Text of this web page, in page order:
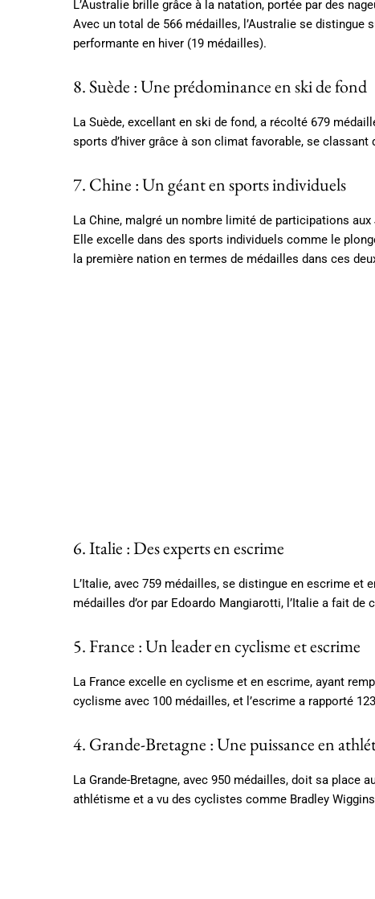
L’Australie brille grâce à la natation, portée par des
Avec un total de 566 médailles, l’Australie se distingue
performante en hiver (19 médailles).
8. Suède : Une prédominance en ski de fond
La Suède, excellant en ski de fond, a récolté 679
sports d’hiver grâce à son climat favorable, se
7. Chine : Un géant en sports individuels
La Chine, malgré un nombre limité de participations
Elle excelle dans des sports individuels comme le
la première nation en termes de médailles dans ces
6. Italie : Des experts en escrime
L’Italie, avec 759 médailles, se distingue en escrime
médailles d’or par Edoardo Mangiarotti, l’Italie a fait de
5. France : Un leader en cyclisme et escrime
La France excelle en cyclisme et en escrime, ayant
cyclisme avec 100 médailles, et l’escrime a rapporté
4. Grande-Bretagne : Une puissance en
La Grande-Bretagne, avec 950 médailles, doit sa place
athlétisme et a vu des cyclistes comme Bradley